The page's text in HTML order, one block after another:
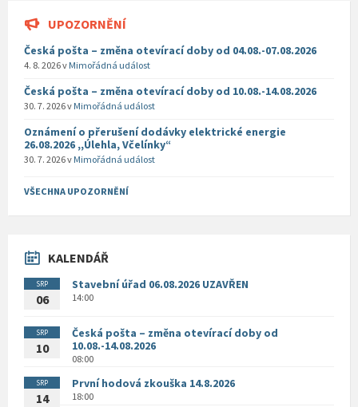
UPOZORNĚNÍ
Česká pošta – změna otevírací doby od 04.08.-07.08.2026
4. 8. 2026v Mimořádná událost
Česká pošta – změna otevírací doby od 10.08.-14.08.2026
30. 7. 2026v Mimořádná událost
Oznámení o přerušení dodávky elektrické energie
26.08.2026 ,,Úlehla, Včelínky“
30. 7. 2026v Mimořádná událost
VŠECHNA UPOZORNĚNÍ
KALENDÁŘ
SRP
06
Stavební úřad 06.08.2026 UZAVŘEN
14:00
SRP
10
Česká pošta – změna otevírací doby od
10.08.-14.08.2026
08:00
SRP
14
První hodová zkouška 14.8.2026
18:00